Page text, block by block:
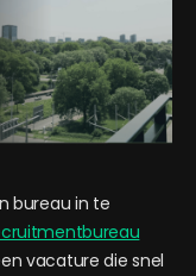
bureau in te
vacature die snel